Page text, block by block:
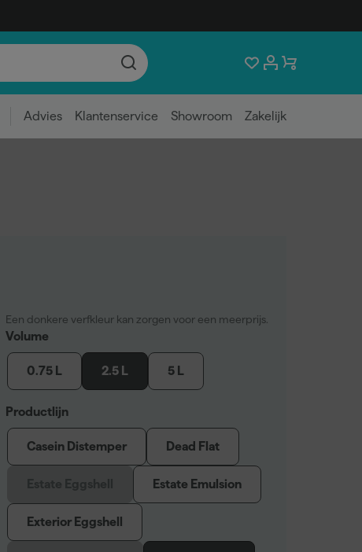
Advies Klantenservice Showroom Zakelijk
Een donkere verfkleur kan zorgen voor een meerprijs.
Volume
0.75 L 2.5 L 5 L
Productlijn
Casein Distemper Dead Flat
Estate Emulsion
Exterior Eggshell